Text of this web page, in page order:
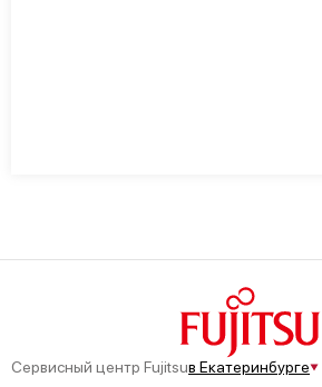
Сервисный центр Fujitsuв Екатеринбурге